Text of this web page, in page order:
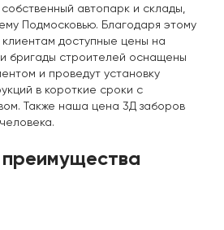
автопарк и склады,
Подмосковью. Благодаря этому
доступные цены на
бригады строителей оснащены
и проведут установку
в короткие сроки с
Также наша цена 3Д заборов